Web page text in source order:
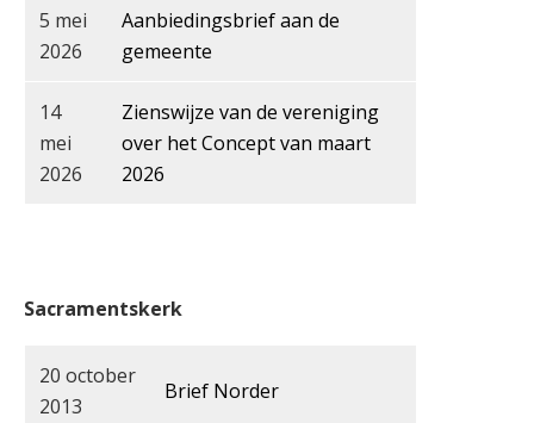
5 mei
2026
Aanbiedingsbrief aan de
gemeente
14
mei
2026
Zienswijze van de vereniging
over het Concept van maart
2026
Sacramentskerk
20 october
2013
Brief Norder